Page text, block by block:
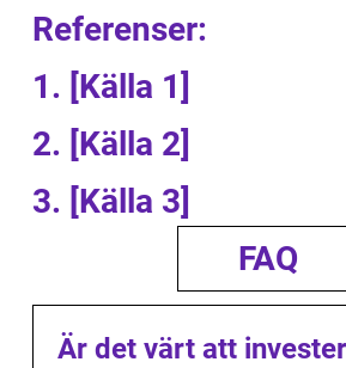
Referenser:
1. [Källa 1]
2. [Källa 2]
3. [Källa 3]
FAQ
Är det värt att